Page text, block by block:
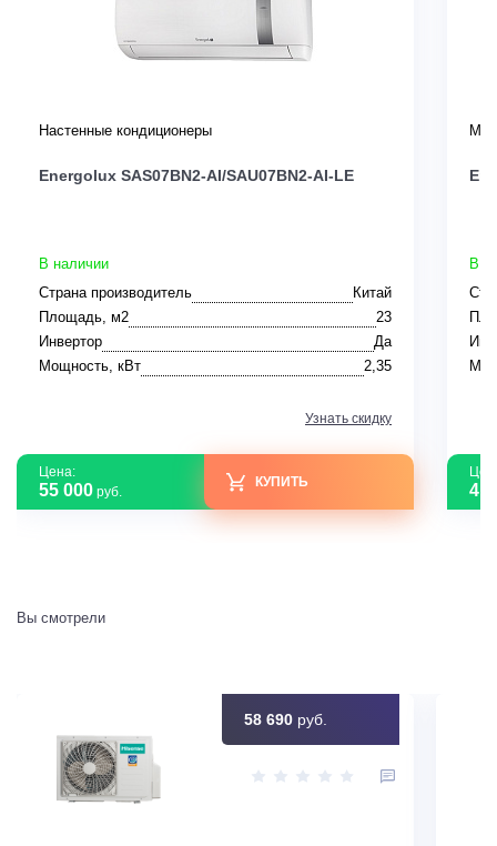
Настенные кондиционеры
Energolux SAS07BN2-AI/SAU07BN2-AI-LE
В наличии
Страна производитель
Китай
Площадь, м2
23
Инвертор
Да
Мощность, кВт
2,35
Узнать скидку
Цена:
55 000 руб.
КУПИТЬ
В
41
Вы смотрели
58 690 руб.